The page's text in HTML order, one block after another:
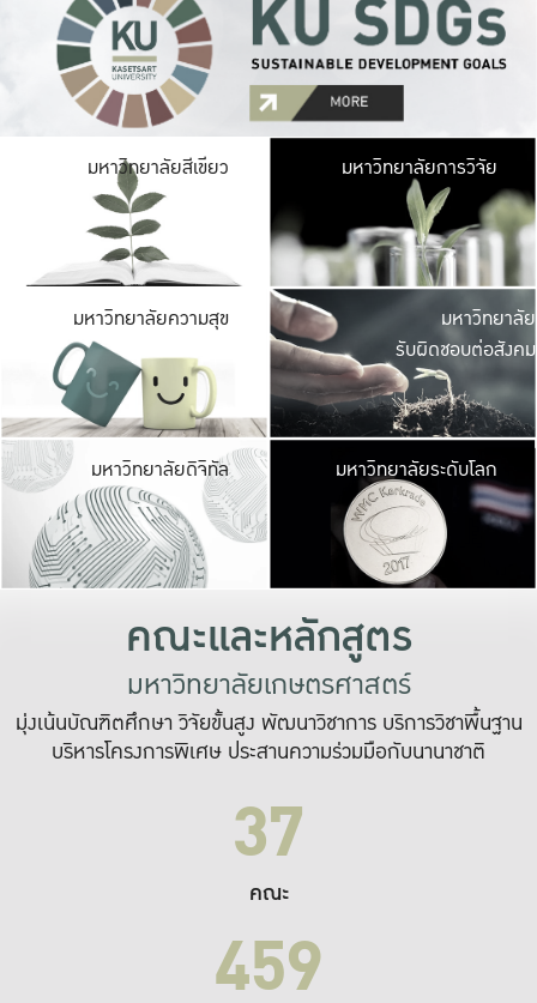
มหาวิทยาลัยสีเขียว มหาวิ
มีพื้นที่เขียวสดใส
เป็นป่าในเมือง เกษต
มหาวิทยาลัยการวิจัย
มหาวิทยาลัยความสุข มหาวิ
ค
เปิดประ
และพบเรื่องราวใ
มหาวิทยาลัย
รับผิดชอบต่อสังคม
มหาวิทยาลัยดิจิทัล มหาวิ
เปลี่ยนแปลง แล
เพื่อทำง
ระบบสารสนเทศ
มหาวิทยาลัยระดับโลก
คณะและหลักสูตร
มหาวิทยาลัยเกษตรศาสตร์
มุ่งเน้นบัณฑิตศึกษา วิจัยขั้นสูง พัฒนาวิชาการ บริการวิชาพื้นฐาน
บริหารโครงการพิเศษ ประสานความร่วมมือกับนานาชาติ
37
คณะ
459